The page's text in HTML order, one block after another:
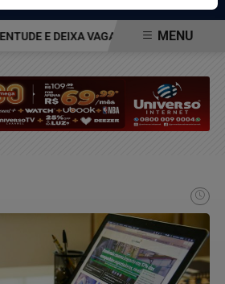
E DEIXA VAGA NAS QUARTAS DA
MENU